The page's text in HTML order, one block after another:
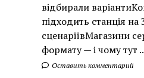
відбирали
підходить станція на
сценаріївМагазини
формату — і чому тут
Оставить комментарий